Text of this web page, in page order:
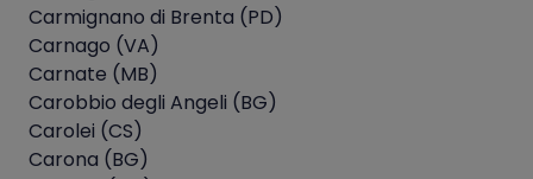
Carmignano di Brenta (PD)
Carnago (VA)
Carnate (MB)
Carobbio degli Angeli (BG)
Carolei (CS)
Carona (BG)